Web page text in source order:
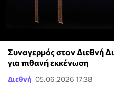
Συναγερμός στον Διεθνή
για πιθανή εκκένωση
Διεθνή 05.06.2026 17:38